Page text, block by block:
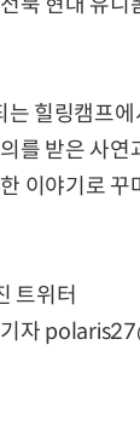
는 힐링캠프
를 받은 사연
이야기로
트위터
기자